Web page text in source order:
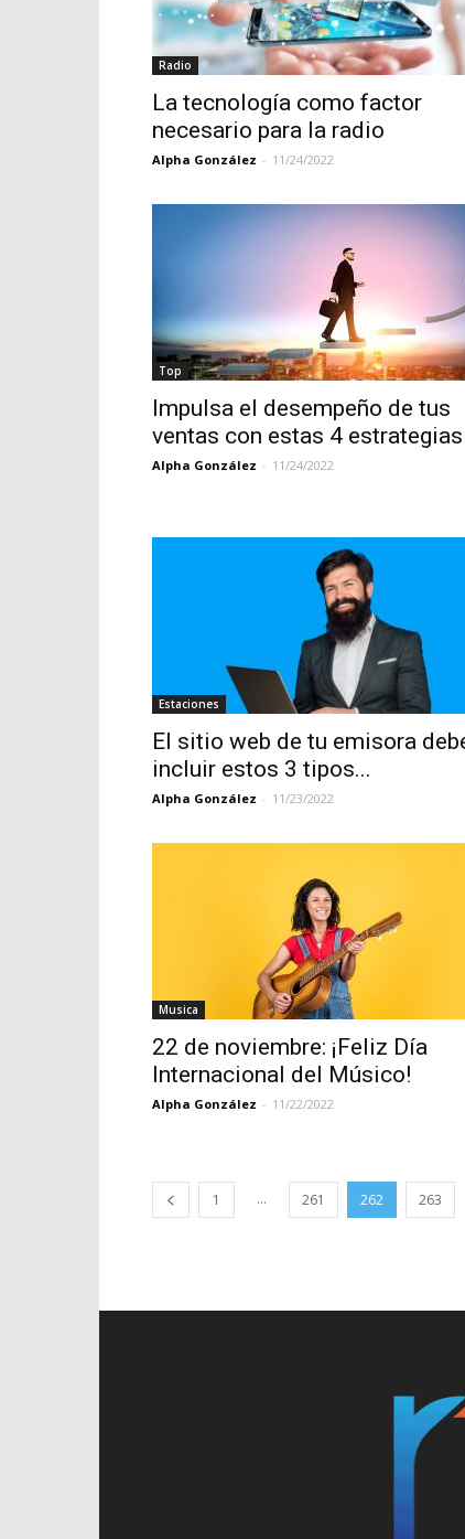
Radio
La tecnología como factor
necesario para la radio
Alpha González - 11/24/2022
Top
Impulsa el desempeño de tus
ventas con estas 4 estrategias
Alpha González - 11/24/2022
Estaciones
El sitio web de tu emisora
incluir estos 3 tipos...
Alpha González - 11/23/2022
Musica
22 de noviembre: ¡Feliz Día
Internacional del Músico!
Alpha González - 11/22/2022
1 ... 261 262 263